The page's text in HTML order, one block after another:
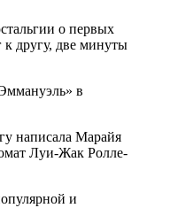
о первых
к другу, две минуты
в
написала Марайя
Луи-Жак Ролле-
и